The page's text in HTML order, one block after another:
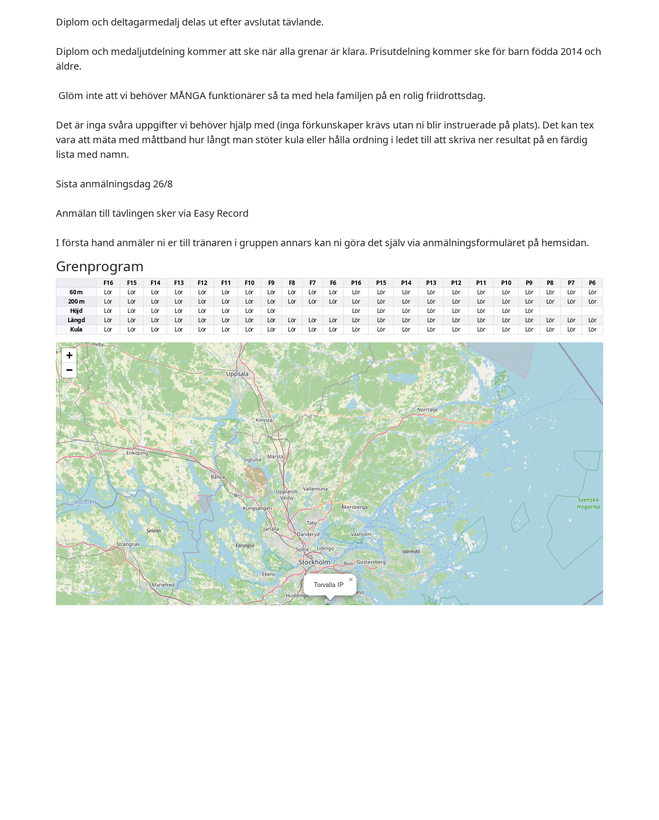
Diplom och deltagarmedalj delas ut efter avslutat tävlande.
Diplom och medaljutdelning kommer att ske när alla grenar är klara. Prisutdelning kommer ske för barn födda 2014 och
äldre.
Det är inga svåra uppgifter vi behöver hjälp med (inga förkunskaper krävs utan ni blir instruerade på plats). Det kan tex
vara att mäta med måttband hur långt man stöter kula eller hålla ordning i ledet till att skriva ner resultat på en färdig
lista med namn.
Sista anmälningsdag 26/8
Anmälan till tävlingen sker via Easy Record
Grenprogram
F16 F15 F14 F13 F12 F11 F10 F9 F8 F7 F6 P16 P15 P14 P13 P12 P11 P10 P9 P8 P7
P6
60 m
Lör Lör Lör Lör Lör Lör Lör Lör Lör Lör Lör Lör Lör Lör Lör Lör Lör Lör Lör Lör Lör
Lör
200 m
Lör Lör Lör Lör Lör Lör Lör Lör Lör Lör Lör Lör Lör Lör Lör Lör Lör Lör Lör Lör Lör
Lör
Höjd
Lör Lör Lör Lör Lör Lör Lör Lör Lör Lör Lör Lör Lör Lör Lör
Lör
Längd
Lör Lör Lör Lör Lör Lör Lör Lör Lör Lör Lör Lör Lör Lör Lör Lör Lör Lör Lör Lör Lör
Lör
Kula
Lör Lör Lör Lör Lör Lör Lör Lör Lör Lör Lör Lör Lör Lör Lör Lör Lör Lör Lör Lör Lör Lör
Torvalla IP
×
+
−